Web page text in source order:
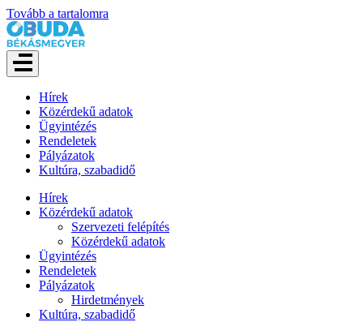
Tovább a tartalomra
Hírek
Közérdekű adatok
Ügyintézés
Rendeletek
Pályázatok
Kultúra, szabadidő
Hírek
Közérdekű adatok
Szervezeti felépítés
Közérdekű adatok
Ügyintézés
Rendeletek
Pályázatok
Hirdetmények
Kultúra, szabadidő